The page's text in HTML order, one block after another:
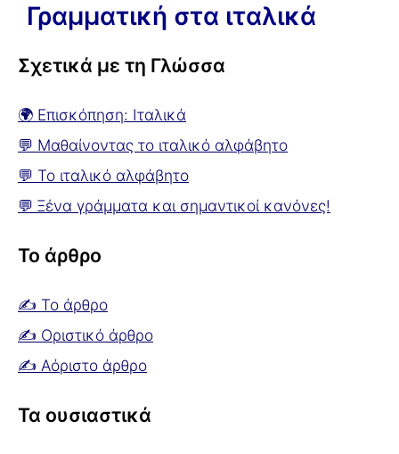
Γραμματική στα ιταλικά
Σχετικά με τη Γλώσσα
🌍 Επισκόπηση: Ιταλικά
💬 Μαθαίνοντας το ιταλικό αλφάβητο
💬 Το ιταλικό αλφάβητο
💬 Ξένα γράμματα και σημαντικοί κανόνες!
Το άρθρο
✍ Το άρθρο
✍ Οριστικό άρθρο
✍ Αόριστο άρθρο
Τα ουσιαστικά